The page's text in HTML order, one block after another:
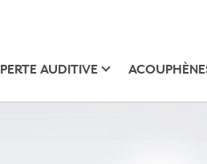
PERTE AUDITIVE